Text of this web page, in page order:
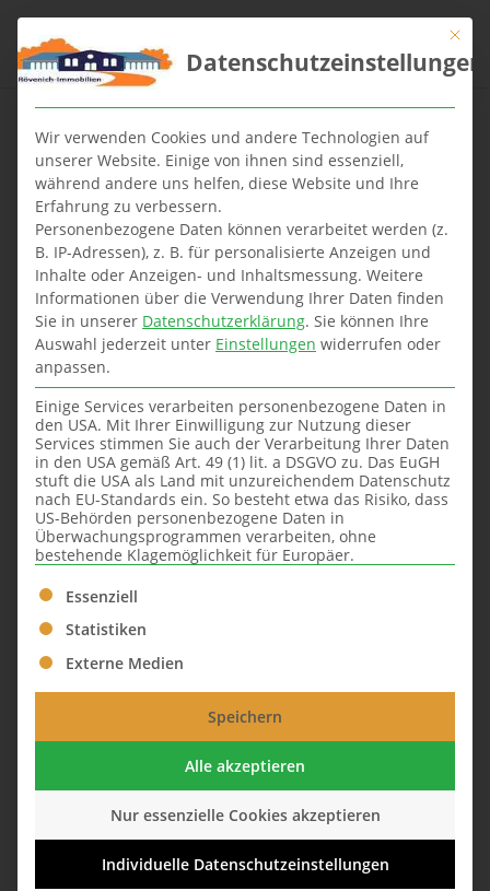
Die Bedeutung von
Hyperlinks im
Internet
Die Bedeutung von Links für den
Immobilienmakler
Hyperlinks (abgekürzt einfach Links)
bilden das Rückgrat des Internets
und sind von grundlegender
Mit
Datenschutzeinstellungen
Wir verwenden Cookies und andere Technologien auf
unserer Website. Einige von ihnen sind essenziell,
während andere uns helfen, diese Website und Ihre
Erfahrung zu verbessern.
Personenbezogene Daten können verarbeitet werden (z.
B. IP-Adressen), z. B. für personalisierte Anzeigen und
Inhalte oder Anzeigen- und Inhaltsmessung. Weitere
Informationen über die Verwendung Ihrer Daten finden
Sie in unserer Datenschutzerklärung. Sie können Ihre
Auswahl jederzeit unter Einstellungen widerrufen oder
anpassen.
Einige Services verarbeiten personenbezogene Daten in
den USA. Mit Ihrer Einwilligung zur Nutzung dieser
Services stimmen Sie auch der Verarbeitung Ihrer Daten
in den USA gemäß Art. 49 (1) lit. a DSGVO zu. Das EuGH
stuft die USA als Land mit unzureichendem Datenschutz
nach EU-Standards ein. So besteht etwa das Risiko, dass
US-Behörden personenbezogene Daten in
Überwachungsprogrammen verarbeiten, ohne
bestehende Klagemöglichkeit für Europäer.
Es folgt eine Liste der Service-Gruppen, für die eine
Essenziell
Statistiken
Externe Medien
Speichern
Alle akzeptieren
Nur essenzielle Cookies akzeptieren
Individuelle Datenschutzeinstellungen